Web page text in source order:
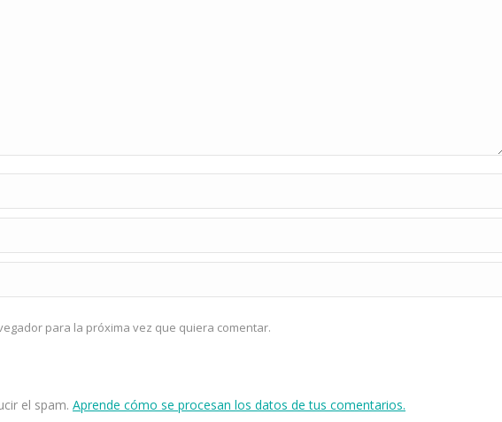
para la próxima vez que quiera comentar.
el spam. Aprende cómo se procesan los datos de tus comentarios.